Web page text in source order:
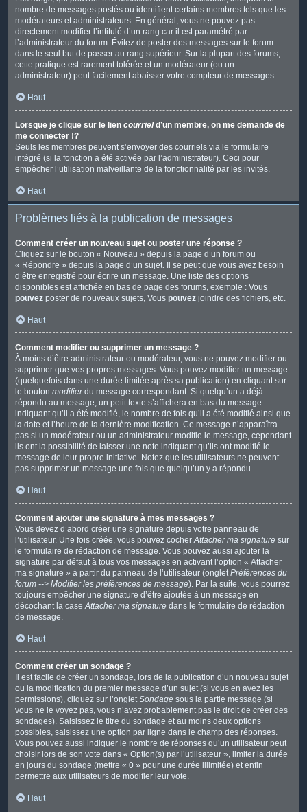
nombre de messages postés ou identifient certains membres tels que les
modérateurs et administrateurs. En général, vous ne pouvez pas
directement modifier l’intitulé d’un rang car il est paramétré par
l’administrateur du forum. Évitez de poster des messages sur le forum
dans le seul but de passer au rang supérieur. Sur la plupart des forums,
cette pratique est rarement tolérée et un modérateur (ou un
administrateur) peut facilement abaisser votre compteur de messages.
Haut
Lorsque je clique sur le lien courrield’un membre, on me demande de
me connecter !?
Seuls les membres peuvent s’envoyer des courriels via le formulaire
intégré (si la fonction a été activée par l’administrateur). Ceci pour
empêcher l’utilisation malveillante de la fonctionnalité par les invités.
Haut
Problèmes liés à la publication de messages
Comment créer un nouveau sujet ou poster une réponse ?
Cliquez sur le bouton « Nouveau » depuis la page d’un forum ou
« Répondre » depuis la page d’un sujet. Il se peut que vous ayez besoin
d’être enregistré pour écrire un message. Une liste des options
disponibles est affichée en bas de page des forums, exemple : Vous
pouvez poster de nouveaux sujets, Vous pouvez joindre des fichiers, etc.
Haut
Comment modifier ou supprimer un message ?
À moins d’être administrateur ou modérateur, vous ne pouvez modifier ou
supprimer que vos propres messages. Vous pouvez modifier un message
(quelquefois dans une durée limitée après sa publication) en cliquant sur
le bouton modifierdu message correspondant. Si quelqu’un a déjà
répondu au message, un petit texte s’affichera en bas du message
indiquant qu’il a été modifié, le nombre de fois qu’il a été modifié ainsi que
la date et l’heure de la dernière modification. Ce message n’apparaîtra
pas si un modérateur ou un administrateur modifie le message, cependant
ils ont la possibilité de laisser une note indiquant qu’ils ont modifié le
message de leur propre initiative. Notez que les utilisateurs ne peuvent
pas supprimer un message une fois que quelqu’un y a répondu.
Haut
Comment ajouter une signature à mes messages ?
Vous devez d’abord créer une signature depuis votre panneau de
l’utilisateur. Une fois créée, vous pouvez cocherAttacher ma signature sur
le formulaire de rédaction de message. Vous pouvez aussi ajouter la
signature par défaut à tous vos messages en activant l’option « Attacher
ma signature » à partir du panneau de l’utilisateur (ongletPréférences du
forum --> Modifier les préférences de message). Par la suite, vous pourrez
toujours empêcher une signature d’être ajoutée à un message en
décochant la caseAttacher ma signature dans le formulaire de rédaction
de message.
Haut
Comment créer un sondage ?
Il est facile de créer un sondage, lors de la publication d’un nouveau sujet
ou la modification du premier message d’un sujet (si vous en avez les
permissions), cliquez sur l’ongletSondage sous la partie message (si
vous ne le voyez pas, vous n’avez probablement pas le droit de créer des
sondages). Saisissez le titre du sondage et au moins deux options
possibles, saisissez une option par ligne dans le champ des réponses.
Vous pouvez aussi indiquer le nombre de réponses qu’un utilisateur peut
choisir lors de son vote dans « Option(s) par l’utilisateur », limiter la durée
en jours du sondage (mettre « 0 » pour une durée illimitée) et enfin
permettre aux utilisateurs de modifier leur vote.
Haut